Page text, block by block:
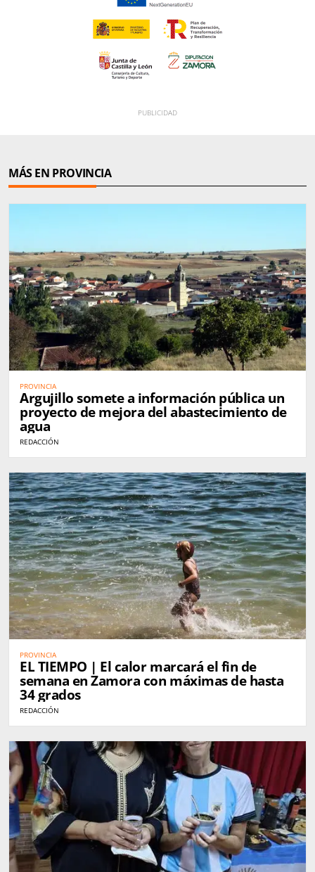
MÁS EN PROVINCIA
PROVINCIA
Argujillo somete a información pública un
proyecto de mejora del abastecimiento de
agua
REDACCIÓN
PROVINCIA
EL TIEMPO | El calor marcará el fin de
semana en Zamora con máximas de hasta
34 grados
REDACCIÓN